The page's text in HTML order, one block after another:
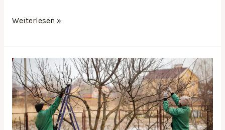
Weiterlesen »
Vorkehrungen
für
die
kalte
Jahreszeit